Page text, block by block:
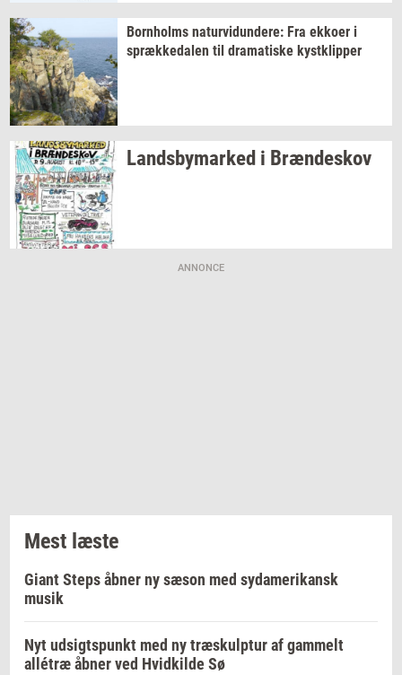
Born­holms na­tur­vi­dun­de­re: Fra ek­ko­er i
spræk­ke­da­len til dra­ma­ti­ske kyst­klip­per
Lands­by­mar­ked i Bræn­de­skov
ANNONCE
Mest læste
Giant Steps åbner ny sæson med sydamerikansk
musik
Nyt udsigtspunkt med ny træskulptur af gammelt
allétræ åbner ved Hvidkilde Sø